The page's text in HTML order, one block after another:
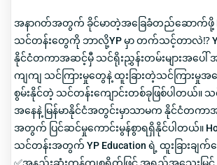
အနာဂတ်အတွက် ခိုင်မာတဲ့အခြေခံတည်ဆောက်ဖို့
သင်တန်းတွေကို ဘာလို့YP မှာ တက်သင့်တာလဲ⁉️ YP
နိုင်ငံတကာအဆင့်မှီ သင်ရိုးညွှန်းတမ်းများအပေါ်
ကျကျ သင်ကြားမှုတွေနဲ့ ထူးခြားတဲ့သင်ကြားမှု
စွမ်းနိုင်တဲ့ သင်တန်းကျောင်းတစ်ခုဖြစ်ပါတယ်။
အနေနဲ့ မြန်မာနိုင်ငံအတွင်းမှာသာမက နိုင်ငံတကာ
အတွက် ပြင်ဆင်မှုကောင်းမွန်စွာရရှိနိုင်ပါတယ်။
သင်တန်းအတွက် YP Education ရဲ့ ထူးခြားချ